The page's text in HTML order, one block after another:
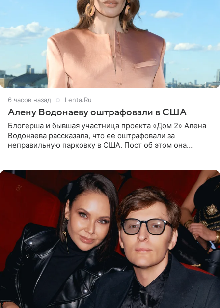
6 часов назад Lenta.Ru
Алену Водонаеву оштрафовали в США
Блогерша и бывшая участница проекта «Дом 2» Алена
Водонаева рассказала, что ее оштрафовали за
неправильную парковку в США. Пост об этом она